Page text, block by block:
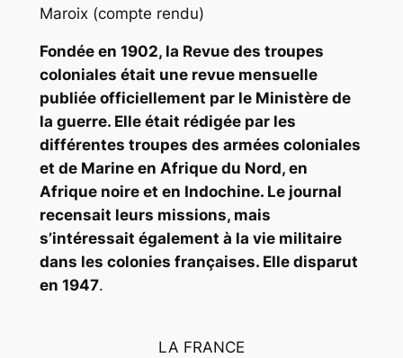
Maroix (compte rendu)
Fondée en 1902, la Revue des troupes
coloniales était une revue mensuelle
publiée officiellement par le Ministère de
la guerre. Elle était rédigée par les
différentes troupes des armées coloniales
et de Marine en Afrique du Nord, en
Afrique noire et en Indochine. Le journal
recensait leurs missions, mais
s’intéressait également à la vie militaire
dans les colonies françaises. Elle disparut
en 1947.
LA FRANCE